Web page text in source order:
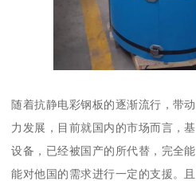
随着抗静电彩钢板的逐渐流行，带
力发展，目前就国内的市场而言，
设备，已经被国产的所代替，完全
能对他国的需求进行一定的支援。